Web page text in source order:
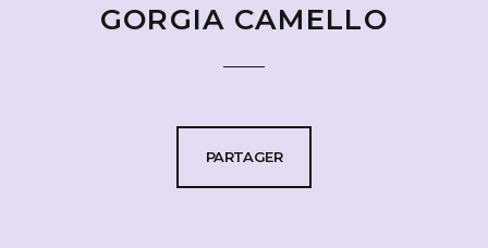
GORGIA CAMELLO
PARTAGER